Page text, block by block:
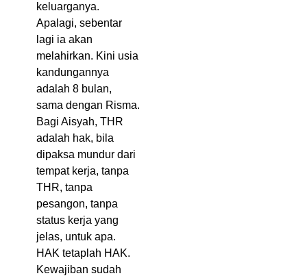
keluarganya.
Apalagi, sebentar
lagi ia akan
melahirkan. Kini usia
kandungannya
adalah 8 bulan,
sama dengan Risma.
Bagi Aisyah, THR
adalah hak, bila
dipaksa mundur dari
tempat kerja, tanpa
THR, tanpa
pesangon, tanpa
status kerja yang
jelas, untuk apa.
HAK tetaplah HAK.
Kewajiban sudah